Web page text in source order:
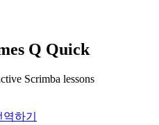
Q Quick
Scrimba lessons
하기